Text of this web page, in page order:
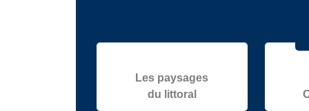
Les paysages
du littoral